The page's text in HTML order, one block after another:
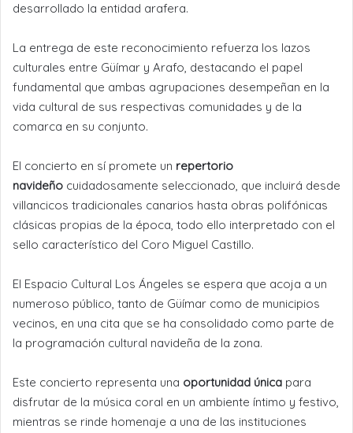
desarrollado la entidad arafera.
La entrega de este reconocimiento refuerza los lazos
culturales entre Güímar y Arafo, destacando el papel
fundamental que ambas agrupaciones desempeñan en la
vida cultural de sus respectivas comunidades y de la
comarca en su conjunto.
El concierto en sí promete un repertorio
navideño cuidadosamente seleccionado, que incluirá desde
villancicos tradicionales canarios hasta obras polifónicas
clásicas propias de la época, todo ello interpretado con el
sello característico del Coro Miguel Castillo.
El Espacio Cultural Los Ángeles se espera que acoja a un
numeroso público, tanto de Güímar como de municipios
vecinos, en una cita que se ha consolidado como parte de
la programación cultural navideña de la zona.
Este concierto representa una oportunidad única para
disfrutar de la música coral en un ambiente íntimo y festivo,
mientras se rinde homenaje a una de las instituciones